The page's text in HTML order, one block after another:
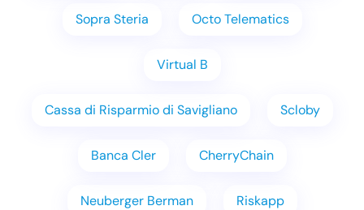
Sopra Steria Octo Telematics
Virtual B
Cassa di Risparmio di Savigliano Scloby
Banca Cler CherryChain
Neuberger Berman Riskapp